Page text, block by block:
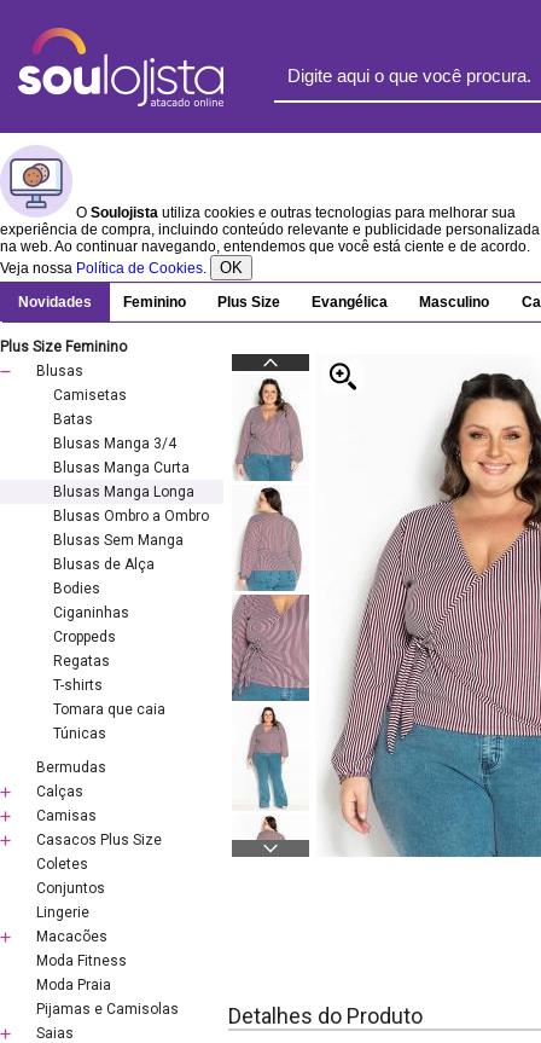
O Soulojista utiliza cookies e outras tecnologias para melhorar sua
experiência de compra, incluindo conteúdo relevante e publicidade personalizada
na web. Ao continuar navegando, entendemos que você está ciente e de acordo.
Veja nossa Política de Cookies. OK
Novidades Feminino Plus Size Evangélica Masculino
Plus Size Feminino
Blusas
Camisetas
Batas
Blusas Manga 3/4
Blusas Manga Curta
Blusas Manga Longa
Blusas Ombro a Ombro
Blusas Sem Manga
Blusas de Alça
Bodies
Ciganinhas
Croppeds
Regatas
T-shirts
Tomara que caia
Túnicas
Bermudas
Calças
Camisas
Casacos Plus Size
Coletes
Conjuntos
Lingerie
Macacões
Moda Fitness
Moda Praia
Pijamas e Camisolas
Saias
Detalhes do Produto